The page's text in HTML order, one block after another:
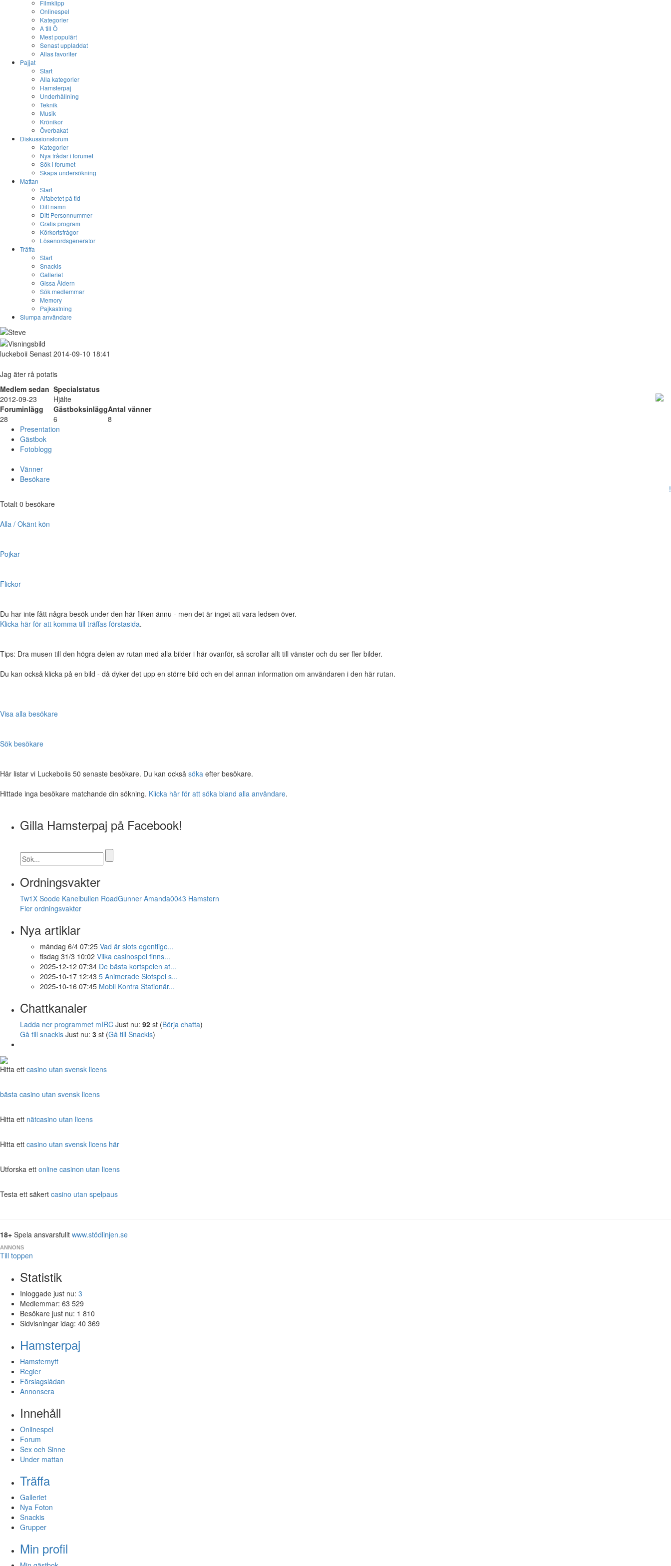
Filmklipp
Onlinespel
Kategorier
A till Ö
Mest populärt
Senast uppladdat
Allas favoriter
Pajjat
Start
Alla kategorier
Hamsterpaj
Underhållning
Teknik
Musik
Krönikor
Överbakat
Diskussionsforum
Kategorier
Nya trådar i forumet
Sök i forumet
Skapa undersökning
Mattan
Start
Alfabetet på tid
Ditt namn
Ditt Personnummer
Gratis program
Körkortsfrågor
Lösenordsgenerator
Träffa
Start
Snackis
Galleriet
Gissa Åldern
Sök medlemmar
Memory
Pajkastning
Slumpa användare
luckeboii Senast 2014-09-10 18:41
Jag äter rå potatis
Medlem sedan Specialstatus
2012-09-23
Hjälte
Foruminlägg
GästboksinläggAntal vänner
28
6
8
Presentation
Gästbok
Fotoblogg
Vänner
Besökare
!
Totalt 0 besökare
Alla / Okänt kön
Pojkar
Flickor
Du har inte fått några besök under den här fliken ännu - men det är inget att vara ledsen över.
Klicka här för att komma till träffas förstasida.
Tips: Dra musen till den högra delen av rutan med alla bilder i här ovanför, så scrollar allt till vänster och du ser fler bilder.
Du kan också klicka på en bild - då dyker det upp en större bild och en del annan information om användaren i den här rutan.
Visa alla besökare
Sök besökare
Här listar vi Luckeboiis 50 senaste besökare. Du kan också söka efter besökare.
Hittade inga besökare matchande din sökning. Klicka här för att söka bland alla användare.
Gilla Hamsterpaj på Facebook!
Ordningsvakter
Tw1X Soode Kanelbullen RoadGunner Amanda0043 Hamstern
Fler ordningsvakter
Nya artiklar
måndag 6/4 07:25 Vad är slots egentlige...
tisdag 31/3 10:02 Vilka casinospel finns...
2025-12-12 07:34 De bästa kortspelen at...
2025-10-17 12:43 5 Animerade Slotspel s...
2025-10-16 07:45 Mobil Kontra Stationär...
Chattkanaler
Ladda ner programmet mIRC Just nu: 92 st (Börja chatta)
Gå till snackis Just nu: 3 st (Gå till Snackis)
Hitta ett casino utan svensk licens
bästa casino utan svensk licens
Hitta ett nätcasino utan licens
Hitta ett casino utan svensk licens här
Utforska ett online casinon utan licens
Testa ett säkert casino utan spelpaus
18+ Spela ansvarsfullt www.stödlinjen.se
ANNONS
Till toppen
Statistik
Inloggade just nu: 3
Medlemmar: 63 529
Besökare just nu: 1 810
Sidvisningar idag: 40 369
Hamsterpaj
Hamsternytt
Regler
Förslagslådan
Annonsera
Innehåll
Onlinespel
Forum
Sex och Sinne
Under mattan
Träffa
Galleriet
Nya Foton
Snackis
Grupper
Min profil